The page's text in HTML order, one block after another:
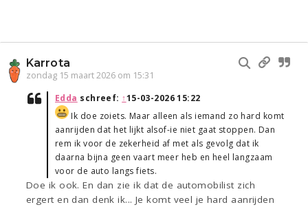
Karrota
zondag 15 maart 2026 om 15:31
Edda schreef: ↑15-03-2026 15:22
Ik doe zoiets. Maar alleen als iemand zo hard komt
aanrijden dat het lijkt alsof-ie niet gaat stoppen. Dan
rem ik voor de zekerheid af met als gevolg dat ik
daarna bijna geen vaart meer heb en heel langzaam
voor de auto langs fiets.
Doe ik ook. En dan zie ik dat de automobilist zich
ergert en dan denk ik... Je komt veel je hard aanrijden